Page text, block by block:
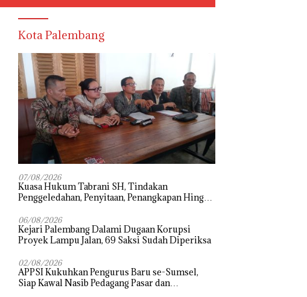
Kota Palembang
07/08/2026
‎Kuasa Hukum Tabrani SH, Tindakan
Penggeledahan, Penyitaan, Penangkapan Hingga
Diuji Melalui Mekanisme Praperadilan
06/08/2026
Kejari Palembang Dalami Dugaan Korupsi
Proyek Lampu Jalan, 69 Saksi Sudah Diperiksa
02/08/2026
APPSI Kukuhkan Pengurus Baru se-Sumsel,
Siap Kawal Nasib Pedagang Pasar dan